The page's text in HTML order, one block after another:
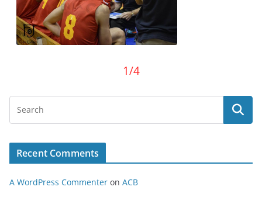
1/4
Recent Comments
A WordPress Commenter on ACB